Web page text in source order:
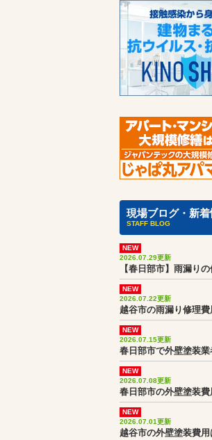
現場ブログ・新着
STAFF BLOG
NEW
2026.07.29更新
【春日部市】雨漏り
NEW
2026.07.22更新
越谷市の雨漏り修理費
NEW
2026.07.15更新
春日部市で外壁塗装
NEW
2026.07.08更新
春日部市の外壁塗装費
NEW
2026.07.01更新
越谷市の外壁塗装費